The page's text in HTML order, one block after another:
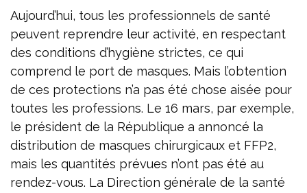
Aujourd’hui, tous les professionnels de santé
peuvent reprendre leur activité, en respectant
des conditions d’hygiène strictes, ce qui
comprend le port de masques. Mais l’obtention
de ces protections n’a pas été chose aisée pour
toutes les professions. Le 16 mars, par exemple,
le président de la République a annoncé la
distribution de masques chirurgicaux et FFP2,
mais les quantités prévues n’ont pas été au
rendez-vous. La Direction générale de la santé